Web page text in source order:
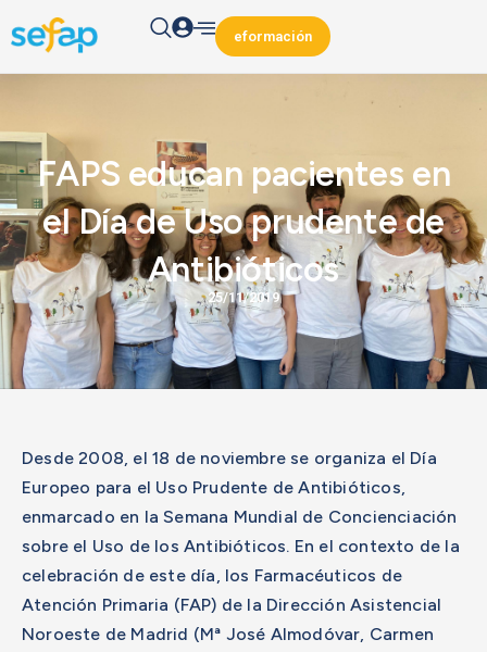
eformación
FAPS educan pacientes en
el Día de Uso prudente de
Antibióticos
25/11/2019
Desde 2008, el 18 de noviembre se organiza el Día
Europeo para el Uso Prudente de Antibióticos,
enmarcado en la Semana Mundial de Concienciación
sobre el Uso de los Antibióticos. En el contexto de la
celebración de este día, los Farmacéuticos de
Atención Primaria (FAP) de la Dirección Asistencial
Noroeste de Madrid (Mª José Almodóvar, Carmen